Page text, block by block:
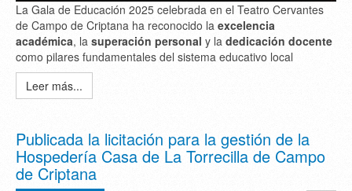
La Gala de Educación 2025 celebrada en el Teatro Cervantes
de Campo de Criptana ha reconocido la excelencia
académica, la superación personal y la dedicación docente
como pilares fundamentales del sistema educativo local
Leer más...
Publicada la licitación para la gestión de la
Hospedería Casa de La Torrecilla de Campo
de Criptana